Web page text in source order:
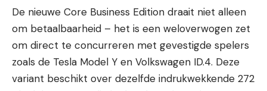
De nieuwe Core Business Edition draait niet alleen
om betaalbaarheid – het is een weloverwogen zet
om direct te concurreren met gevestigde spelers
zoals de Tesla Model Y en Volkswagen ID.4. Deze
variant beschikt over dezelfde indrukwekkende 272